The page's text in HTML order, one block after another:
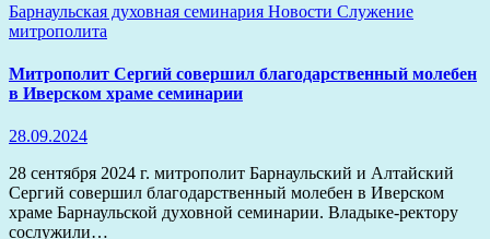
Барнаульская духовная семинария Новости Служение
митрополита
Митрополит Сергий совершил благодарственный молебен
в Иверском храме семинарии
28.09.2024
28 сентября 2024 г. митрополит Барнаульский и Алтайский
Сергий совершил благодарственный молебен в Иверском
храме Барнаульской духовной семинарии. Владыке-ректору
сослужили…